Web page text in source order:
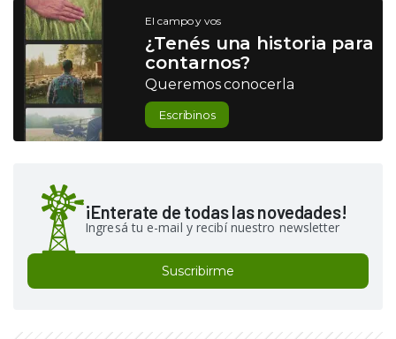
El campo y vos
¿Tenés una historia para
contarnos?
Queremos conocerla
Escribinos
¡Enterate de todas las novedades!
Ingresá tu e-mail y recibí nuestro newsletter
Suscribirme